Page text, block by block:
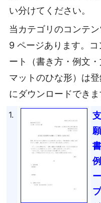
い分けてください。
当カテゴリのコンテ
9 ページあります。
ート（書き方・例文
マットのひな形）は
にダウンロードできま
1.